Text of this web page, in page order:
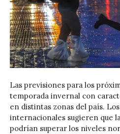
Las previsiones para los
temporada invernal con
en distintas zonas del país.
internacionales sugieren que
podrían superar los niveles